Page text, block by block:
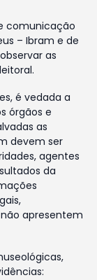
comunicação
– Ibram e de
as
é vedada a
órgãos e
as
devem ser
agentes
da
apresentem